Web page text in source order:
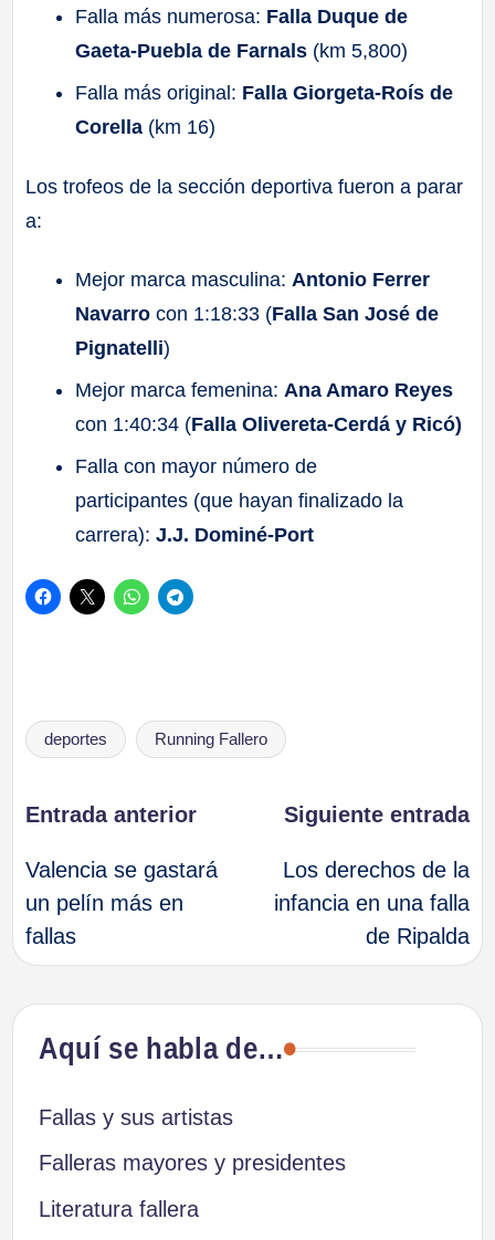
Falla más numerosa: Falla Duque de
Gaeta-Puebla de Farnals (km 5,800)
Falla más original: Falla Giorgeta-Roís de
Corella (km 16)
Los trofeos de la sección deportiva fueron a parar
a:
Mejor marca masculina:Antonio Ferrer
Navarro con 1:18:33 (Falla San José de
Pignatelli)
Mejor marca femenina: Ana Amaro Reyes
con 1:40:34 (Falla Olivereta-Cerdá y Ricó)
Falla con mayor número de
participantes (que hayan finalizado la
carrera):J.J. Dominé-Port
Etiquetas:
deportes Running Fallero
Navegación
de
entradas
Entrada anterior
Valencia se gastará
un pelín más en
fallas
Siguiente entrada
Los derechos de la
infancia en una falla
de Ripalda
Aquí se habla de…
Fallas y sus artistas
Falleras mayores y presidentes
Literatura fallera